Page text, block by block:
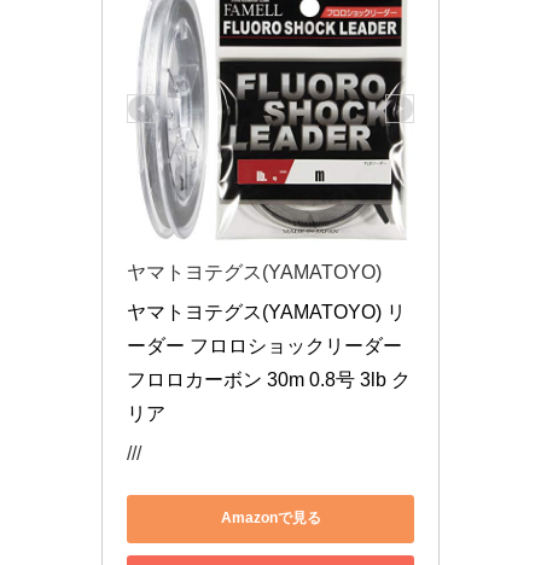
ヤマトヨテグス(YAMATOYO)
ヤマトヨテグス(YAMATOYO) リ
ーダー フロロショックリーダー
フロロカーボン 30m 0.8号 3lb ク
リア
///
Amazonで見る